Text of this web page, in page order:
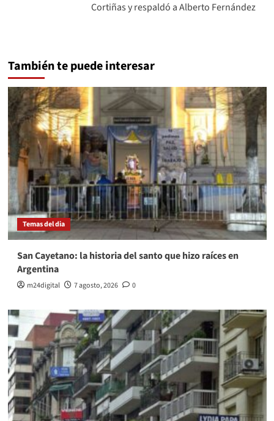
Cortiñas y respaldó a Alberto Fernández
También te puede interesar
Temas del dia
San Cayetano: la historia del santo que hizo raíces en
Argentina
m24digital 7 agosto, 2026 0